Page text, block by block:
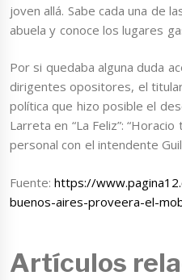
joven allá. Sabe cada una de
abuela y conoce los lugares
Por si quedaba alguna duda
dirigentes opositores, el
política que hizo posible el
Larreta en “La Feliz”:
personal con el intendente
Fuente:https://
buenos-aires-proveera-el-
Artículos